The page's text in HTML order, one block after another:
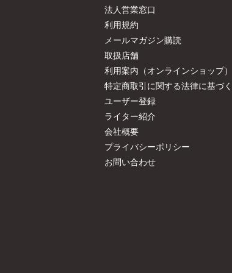
法人営業窓口
利用規約
メールマガジン購読
取扱店舗
利用案内（オンラインショップ）
特定商取引に関する法律に基づ
ユーザー登録
ライター紹介
会社概要
プライバシーポリシー
お問い合わせ